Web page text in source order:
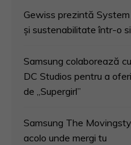
Gewiss prezintă
și sustenabilitate într-o
Samsung colaborează
DC Studios pentru a
de „Supergirl”
Samsung The
acolo unde mergi tu